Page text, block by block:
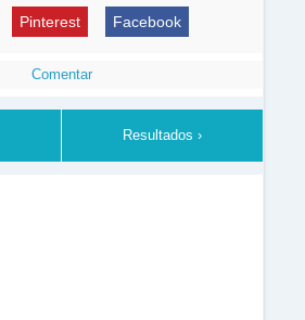
Pinterest Facebook
Comentar
Resultados ›